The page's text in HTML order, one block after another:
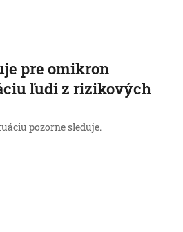
pre omikron
ľudí z rizikových
pozorne sleduje.